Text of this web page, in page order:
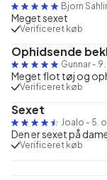
Bjorn
Meget sexet
Verificeret køb
Ophidsende
Gunnar -
Meget flot tøj og
Verificeret køb
Sexet
Joalo - 5.
Den er sexet på
Verificeret køb